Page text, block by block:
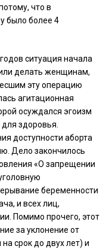
что в
было более 4
ситуация начала
делать женщинам,
эту операцию
агитационная
осуждался эгоизм
здоровья.
доступности аборта
Дело закончилось
«О запрещении
беременности
и всех лиц,
Помимо прочего, этот
за уклонение от
срок до двух лет) и